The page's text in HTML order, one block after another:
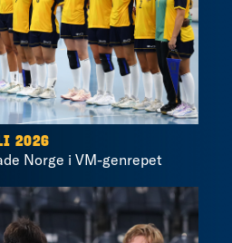
2026
Norge i VM-genrepet